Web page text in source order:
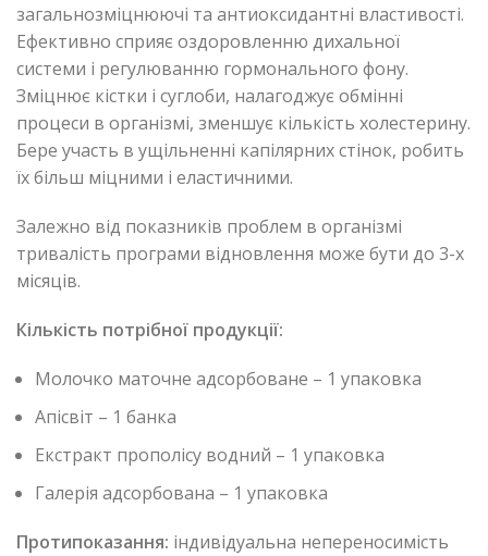
загальнозміцнюючі та антиоксидантні властивості.
Ефективно сприяє оздоровленню дихальної
системи і регулюванню гормонального фону.
Зміцнює кістки і суглоби, налагоджує обмінні
процеси в організмі, зменшує кількість холестерину.
Бере участь в ущільненні капілярних стінок, робить
їх більш міцними і еластичними.
Залежно від показників проблем в організмі
тривалість програми відновлення може бути до 3-х
місяців.
Кількість потрібної продукції:
Молочко маточне адсорбоване – 1 упаковка
Апісвіт – 1 банка
Екстракт прополісу водний – 1 упаковка
Галерія адсорбована – 1 упаковка
Протипоказання: індивідуальна непереносимість